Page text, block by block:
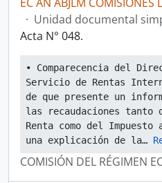
· Unidad documental
Acta N° 048.
• Comparecencia del
Servicio de Rentas
de que presente un
las recaudaciones tanto
Renta como del
una explicación de la…
COMISIÓN DEL RÉGIMEN